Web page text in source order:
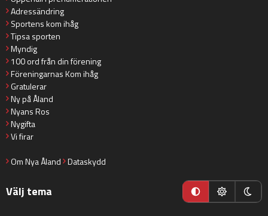
Adressändring
Sportens kom ihåg
Tipsa sporten
Myndig
100 ord från din förening
Föreningarnas Kom ihåg
Gratulerar
Ny på Åland
Nyans Ros
Nygifta
Vi firar
Om Nya Åland Dataskydd
Välj tema